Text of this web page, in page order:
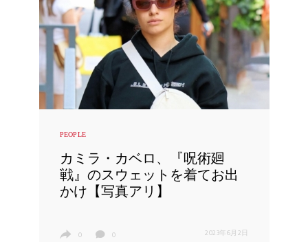
PEOPLE
カミラ・カベロ、『呪術廻
戦』のスウェットを着てお出
かけ【写真アリ】
0 0 2023年6月2日